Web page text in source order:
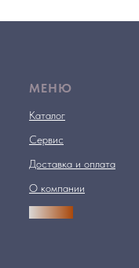
МЕНЮ
Каталог
Сервис
Доставка и оплата
О компании